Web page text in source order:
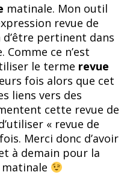
matinale. Mon outil
revue de
pertinent dans
ce n’est
le terme revue
fois alors que cet
liens vers des
cette revue de
« revue de
Merci donc d’avoir
à demain pour la